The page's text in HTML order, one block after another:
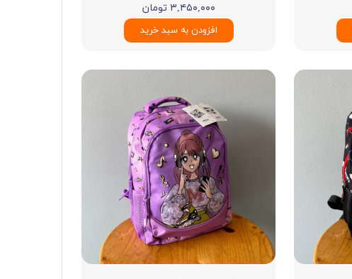
۳,۴۵۰,۰۰۰ تومان
افزودن به سبد خرید